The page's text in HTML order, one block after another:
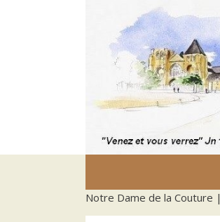
Notre Dame de la Couture |